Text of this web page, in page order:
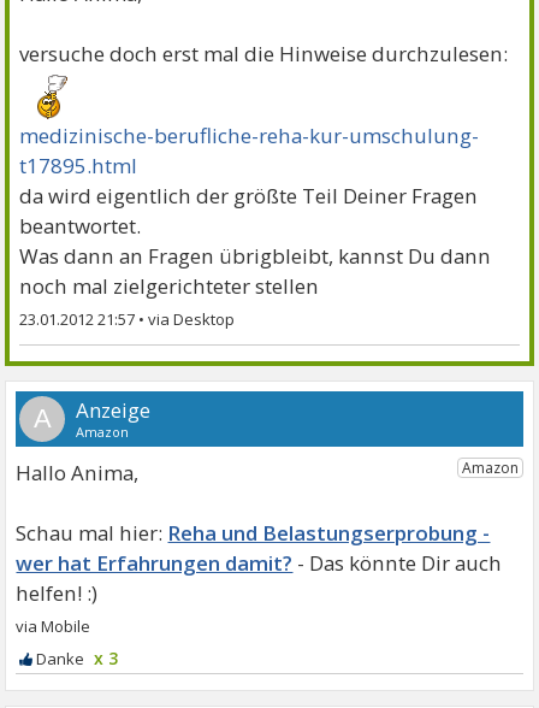
versuche doch erst mal die Hinweise durchzulesen:
medizinische-berufliche-reha-kur-umschulung-
t17895.html
da wird eigentlich der größte Teil Deiner Fragen
beantwortet.
Was dann an Fragen übrigbleibt, kannst Du dann
noch mal zielgerichteter stellen
23.01.2012 21:57 •
A
Hallo Anima,
Reha und Belastungserprobung -
wer hat Erfahrungen damit?
x 3